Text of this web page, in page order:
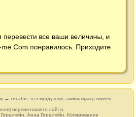
все ваши величины, и
понравилось. Приходите
→ гигабит в секунду (Gbps, Базовые единицы скорости
версия нашего сайта.
Анна Герштейн . Копирование